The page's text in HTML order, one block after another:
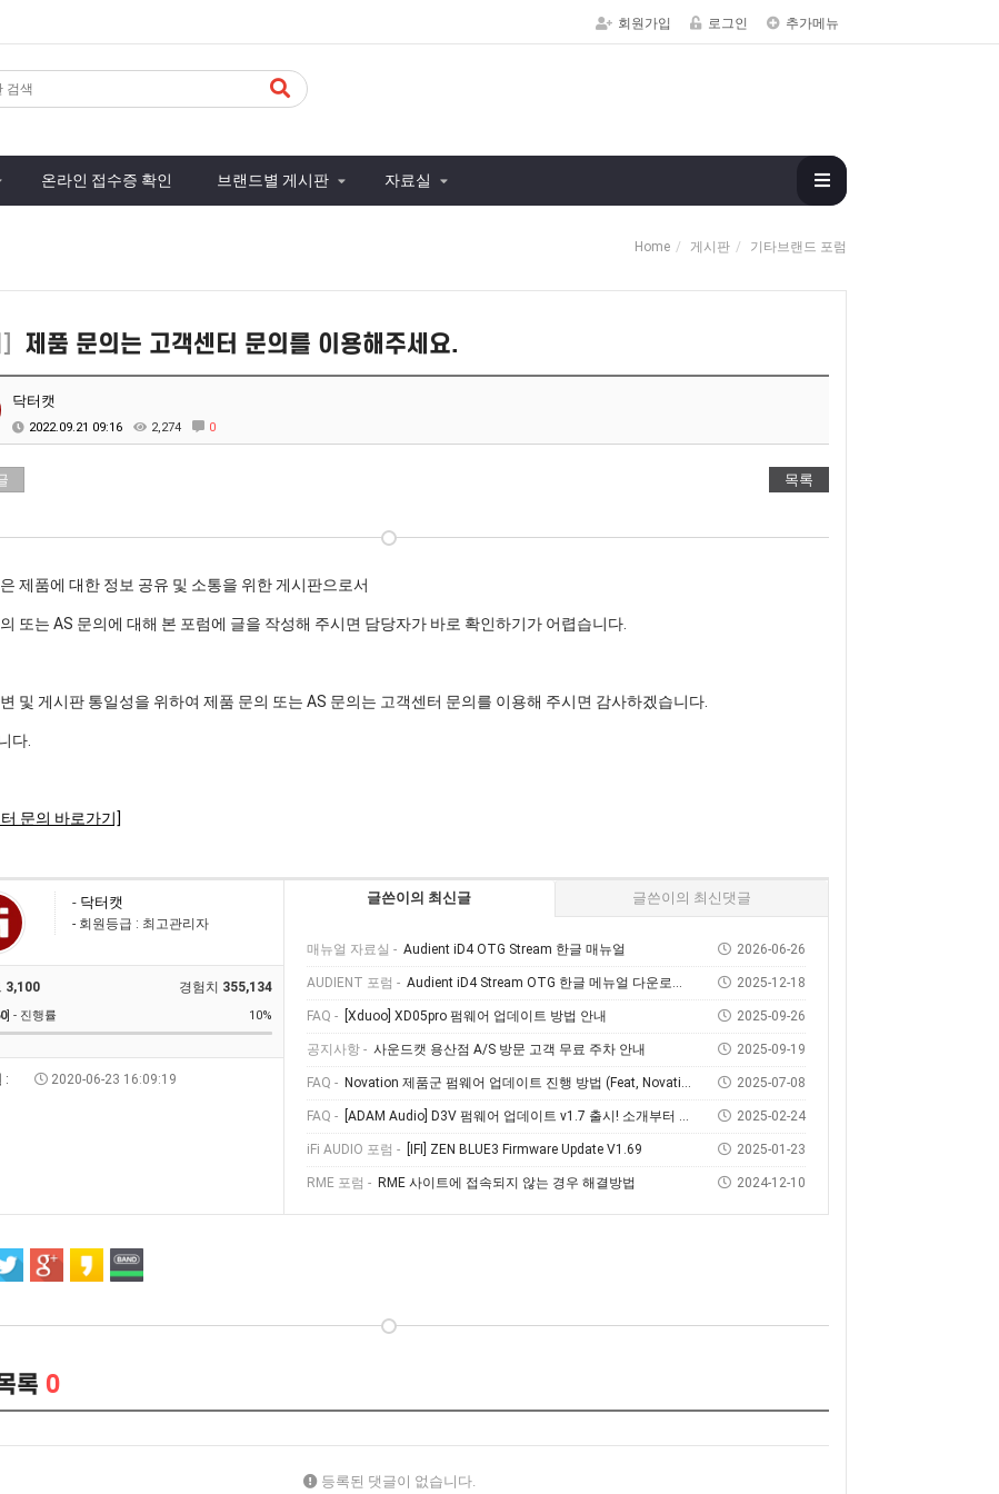
회원가입 로그인 추가메뉴
온라인 접수증 확인 브랜드별 게시판 자료실
Home 게시판 기타브랜드 포럼
제품 문의는 고객센터 문의를 이용해주세요.
닥터캣
2022.09.21 09:16 2,274 0
목록
제품에 대한 정보 공유 및 소통을 위한 게시판으로서
또는 AS 문의에 대해 본 포럼에 글을 작성해 주시면 담당자가 바로 확인하기가 어렵습니다.
및 게시판 통일성을 위하여 제품 문의 또는 AS 문의는 고객센터 문의를 이용해 주시면 감사하겠습니다.
다.
문의 바로가기]
- 닥터캣
- 회원등급 : 최고관리자
3,100 경험치 355,134
] - 진행률 10%
: 2020-06-23 16:09:19
글쓴이의 최신글 글쓴이의 최신댓글
매뉴얼 자료실 - Audient iD4 OTG Stream 한글 매뉴얼 2026-06-26
AUDIENT 포럼 - Audient iD4 Stream OTG 한글 메뉴얼 다운로드 및 사용 방법 2025-12-18
FAQ - [Xduoo] XD05pro 펌웨어 업데이트 방법 안내 2025-09-26
공지사항 - 사운드캣 용산점 A/S 방문 고객 무료 주차 안내 2025-09-19
FAQ - Novation 제품군 펌웨어 업데이트 진행 방법 (Feat, Novation Components) 2025-07-08
FAQ - [ADAM Audio] D3V 펌웨어 업데이트 v1.7 출시! 소개부터 설치 방법까지 2025-02-24
iFi AUDIO 포럼 - [IFI] ZEN BLUE3 Firmware Update V1.69 2025-01-23
RME 포럼 - RME 사이트에 접속되지 않는 경우 해결방법 2024-12-10
록 0
등록된 댓글이 없습니다.